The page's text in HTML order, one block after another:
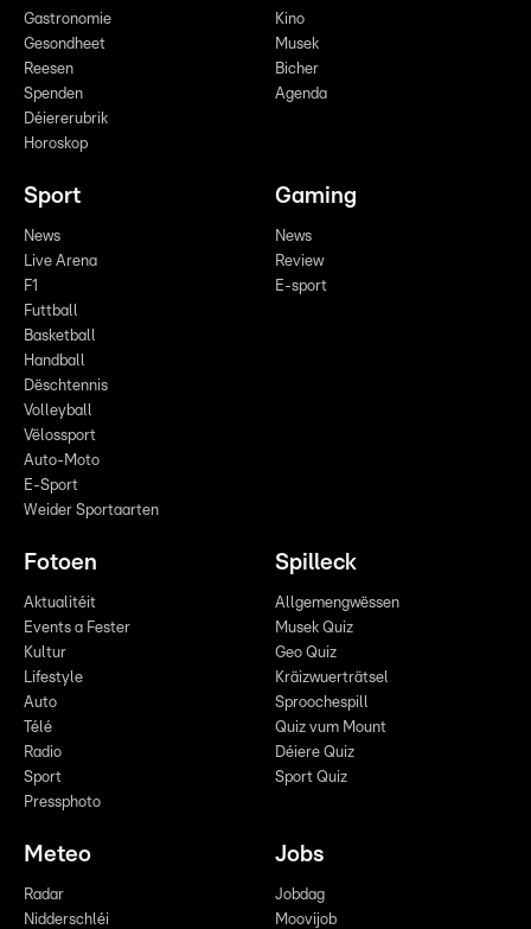
Gastronomie
Gesondheet
Reesen
Spenden
Déiererubrik
Horoskop
Kino
Musek
Bicher
Agenda
Sport
News
Live Arena
F1
Futtball
Basketball
Handball
Dëschtennis
Volleyball
Vëlossport
Auto-Moto
E-Sport
Weider Sportaarten
Gaming
News
Review
E-sport
Fotoen
Aktualitéit
Events a Fester
Kultur
Lifestyle
Auto
Télé
Radio
Sport
Pressphoto
Spilleck
Allgemengwëssen
Musek Quiz
Geo Quiz
Kräizwuerträtsel
Sproochespill
Quiz vum Mount
Déiere Quiz
Sport Quiz
Meteo
Radar
Nidderschléi
Jobs
Jobdag
Moovijob